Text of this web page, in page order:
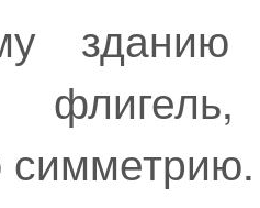
зданию